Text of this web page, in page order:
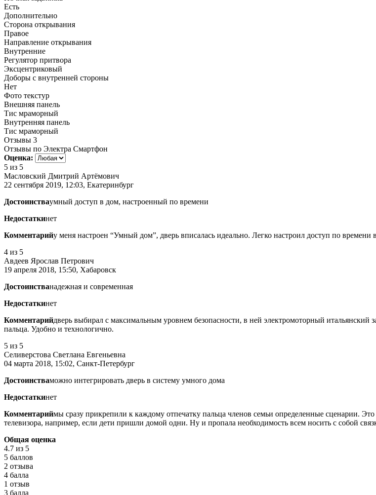
Есть
Дополнительно
Сторона открывания
Правое
Направление открывания
Внутренние
Регулятор притвора
Эксцентриковый
Доборы с внутренней стороны
Нет
Фото текстур
Внешняя панель
Тис мраморный
Внутренняя панель
Тис мраморный
Отзывы 3
Отзывы по Электра Смартфон
Оценка:
5 из 5
Масловский Дмитрий Артёмович
22 сентября 2019, 12:03, Екатеринбург
Достоинстваумный доступ в дом, настроенный по времени
Недостаткинет
Комментарийу меня настроен “Умный дом”, дверь вписалась идеально. Легко настроил доступ по
4 из 5
Авдеев Ярослав Петрович
19 апреля 2018, 15:50, Хабаровск
Достоинстванадежная и современная
Недостаткинет
Комментарийдверь выбирал с максимальным уровнем безопасности, в ней электромоторный итальянский
пальца. Удобно и технологично.
5 из 5
Селиверстова Светлана Евгеньевна
04 марта 2018, 15:02, Санкт-Петербург
Достоинстваможно интегрировать дверь в систему умного дома
Недостаткинет
Комментариймы сразу прикрепили к каждому отпечатку пальца членов семьи определенные сценарии.
телевизора, например, если дети пришли домой одни. Ну и пропала необходимость всем носить с собой
Общая оценка
4.7 из 5
5 баллов
2 отзыва
4 балла
1 отзыв
3 балла